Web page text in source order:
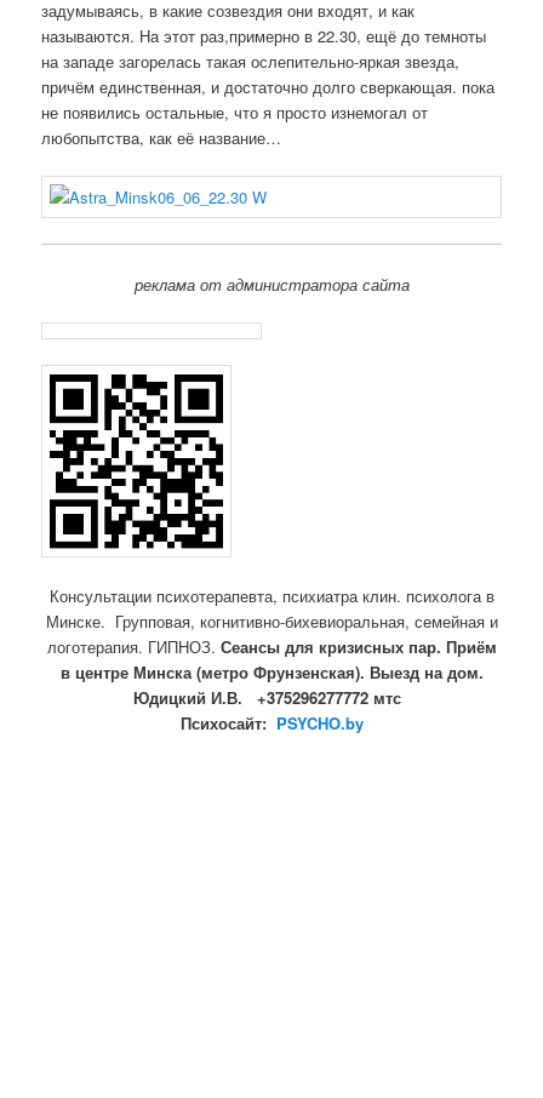
задумываясь, в какие созвездия они входят, и как
называются. На этот раз,примерно в 22.30, ещё до темноты
на западе загорелась такая ослепительно-яркая звезда,
причём единственная, и достаточно долго сверкающая. пока
не появились остальные, что я просто изнемогал от
любопытства, как её название…
реклама от администратора сайта
Консультации психотерапевта, психиатра клин. психолога в
Минске. Групповая, когнитивно-бихевиоральная, семейная и
логотерапия. ГИПНОЗ. Сеансы для кризисных пар. Приём
в центре Минска (метро Фрунзенская). Выезд на дом.
Юдицкий И.В. +375296277772 мтс
Психосайт: PSYCHO.by